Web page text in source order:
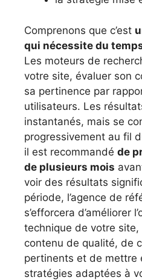
Comprenons que c’est
qui nécessite du
Les moteurs de
votre site, évaluer son
sa pertinence par
utilisateurs. Les
instantanés, mais se
progressivement au fil
il est recommandé de
de plusieurs mois
voir des résultats
période, l’agence de
s’efforcera d’améliorer
technique de votre
contenu de qualité, de
pertinents et de mettre
stratégies adaptées à